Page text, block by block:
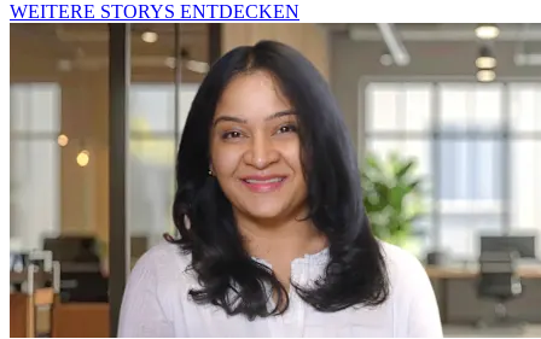
WEITERE STORYS ENTDECKEN